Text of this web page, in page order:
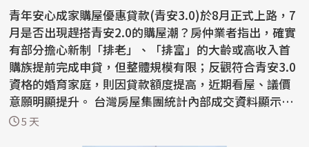
青年安心成家購屋優惠貸款(青安3.0)於8月正式上路，7
月是否出現趕搭青安2.0的購屋潮？房仲業者指出，確實
有部分擔心新制「排老」、「排富」的大齡或高收入首
購族提前完成申貸，但整體規模有限；反觀符合青安3.0
資格的婚育家庭，則因貸款額度提高，近期看屋、議價
意願明顯提升。 台灣房屋集團統計內部成交資料顯示，
今...5 天